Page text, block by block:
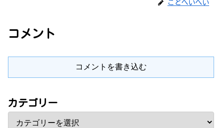
ことへいへい
コメント
コメントを書き込む
カテゴリー